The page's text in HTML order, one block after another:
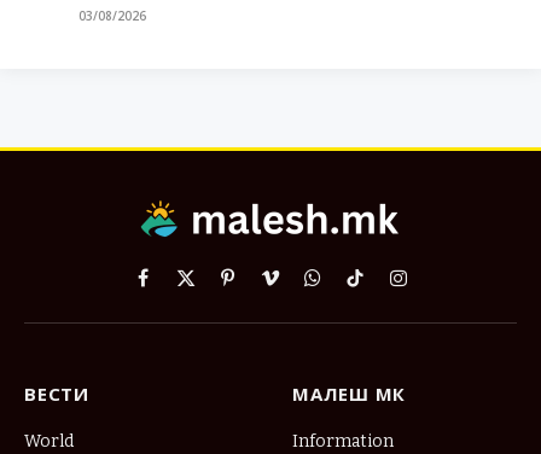
03/08/2026
Facebook
X
PinterestVimeoWhatsApp
TikTokInstagram
ВЕСТИ
World
МАЛЕШ МК
Information